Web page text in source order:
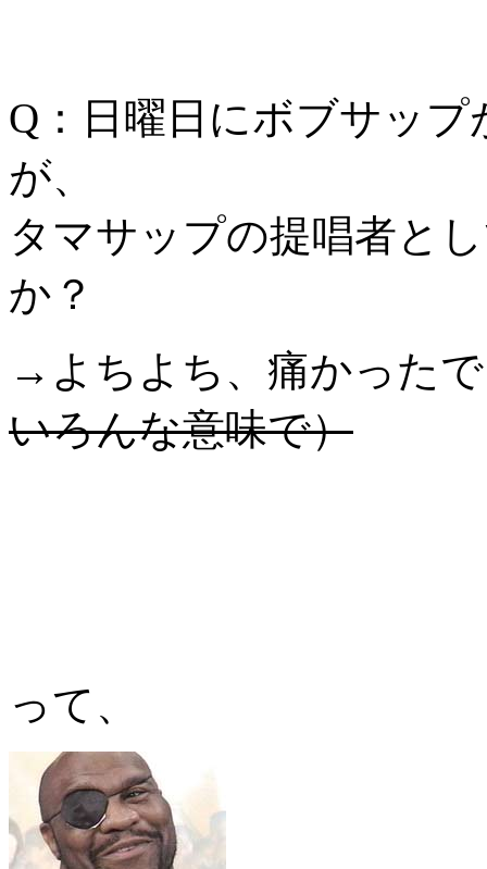
Q：日曜日にボブサッ
が、
タマサップの提唱者と
か？
→よちよち、痛かった
いろんな意味で）
って、